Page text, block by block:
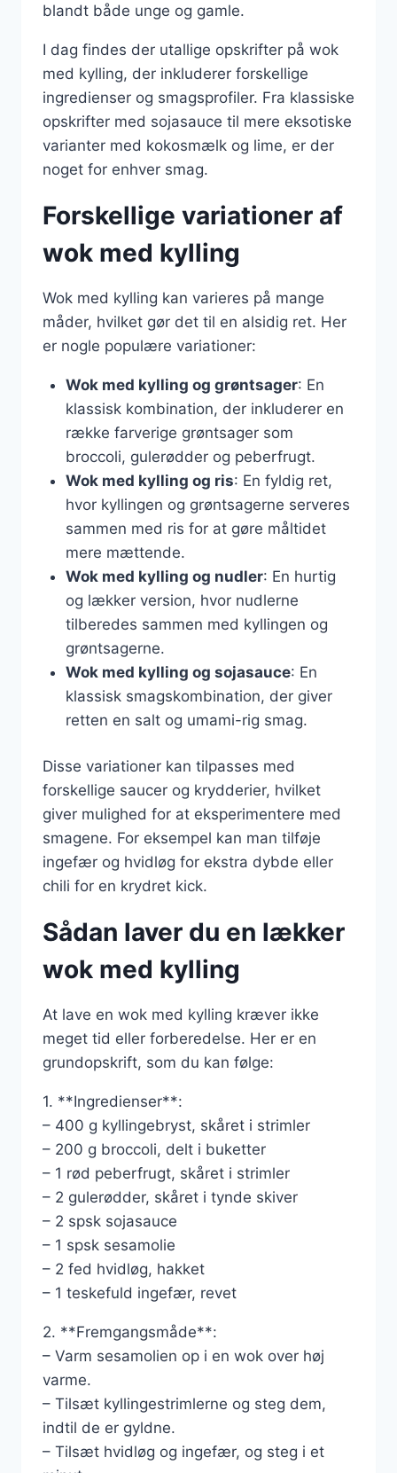
blandt både unge og gamle.
I dag findes der utallige opskrifter på wok
med kylling, der inkluderer forskellige
ingredienser og smagsprofiler. Fra klassiske
opskrifter med sojasauce til mere eksotiske
varianter med kokosmælk og lime, er der
noget for enhver smag.
Forskellige variationer af
wok med kylling
Wok med kylling kan varieres på mange
måder, hvilket gør det til en alsidig ret. Her
er nogle populære variationer:
Wok med kylling og grøntsager: En
klassisk kombination, der inkluderer en
række farverige grøntsager som
broccoli, gulerødder og peberfrugt.
Wok med kylling og ris: En fyldig ret,
hvor kyllingen og grøntsagerne serveres
sammen med ris for at gøre måltidet
mere mættende.
Wok med kylling og nudler: En hurtig
og lækker version, hvor nudlerne
tilberedes sammen med kyllingen og
grøntsagerne.
Wok med kylling og sojasauce: En
klassisk smagskombination, der giver
retten en salt og umami-rig smag.
Disse variationer kan tilpasses med
forskellige saucer og krydderier, hvilket
giver mulighed for at eksperimentere med
smagene. For eksempel kan man tilføje
ingefær og hvidløg for ekstra dybde eller
chili for en krydret kick.
Sådan laver du en lækker
wok med kylling
At lave en wok med kylling kræver ikke
meget tid eller forberedelse. Her er en
grundopskrift, som du kan følge:
1. **Ingredienser**:
– 400 g kyllingebryst, skåret i strimler
– 200 g broccoli, delt i buketter
– 1 rød peberfrugt, skåret i strimler
– 2 gulerødder, skåret i tynde skiver
– 2 spsk sojasauce
– 1 spsk sesamolie
– 2 fed hvidløg, hakket
– 1 teskefuld ingefær, revet
2. **Fremgangsmåde**:
– Varm sesamolien op i en wok over høj
varme.
– Tilsæt kyllingestrimlerne og steg dem,
indtil de er gyldne.
– Tilsæt hvidløg og ingefær, og steg i et